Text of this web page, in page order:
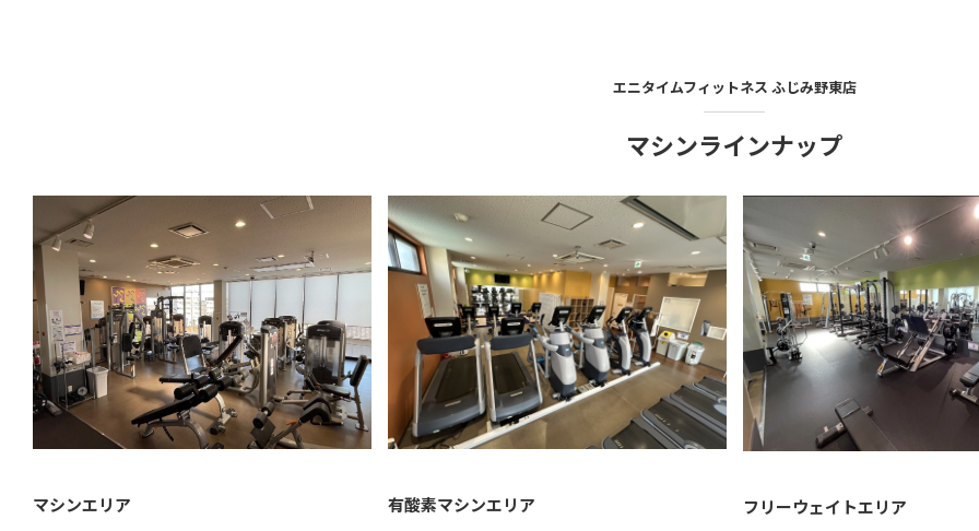
エニタイムフィットネス ふじみ野東店
マシンラインナップ
マシンエリア
有酸素マシンエリア
フリーウェイトエリア